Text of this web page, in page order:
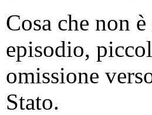
Cosa che non
episodio,
omissione
Stato.